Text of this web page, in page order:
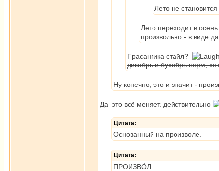
Лето не
Лето переходит в
произвольно - в виде
Прасангика стайл?
дикабрь и бухабрь норм,
Ну конечно, это и значит -
Да, это всё меняет, действительно
Цитата:
Основанный на произволе.
Цитата:
ПРОИЗВО́Л